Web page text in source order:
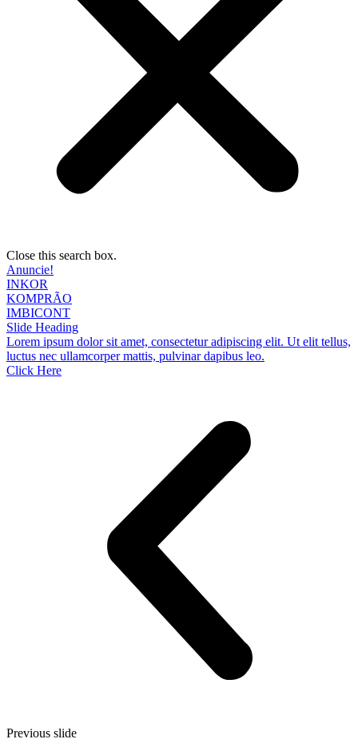
Close this search box.
Anuncie!
INKOR
KOMPRÃO
IMBICONT
Slide Heading
Lorem ipsum dolor sit amet, consectetur adipiscing elit. Ut elit tellus,
luctus nec ullamcorper mattis, pulvinar dapibus leo.
Click Here
Previous slide